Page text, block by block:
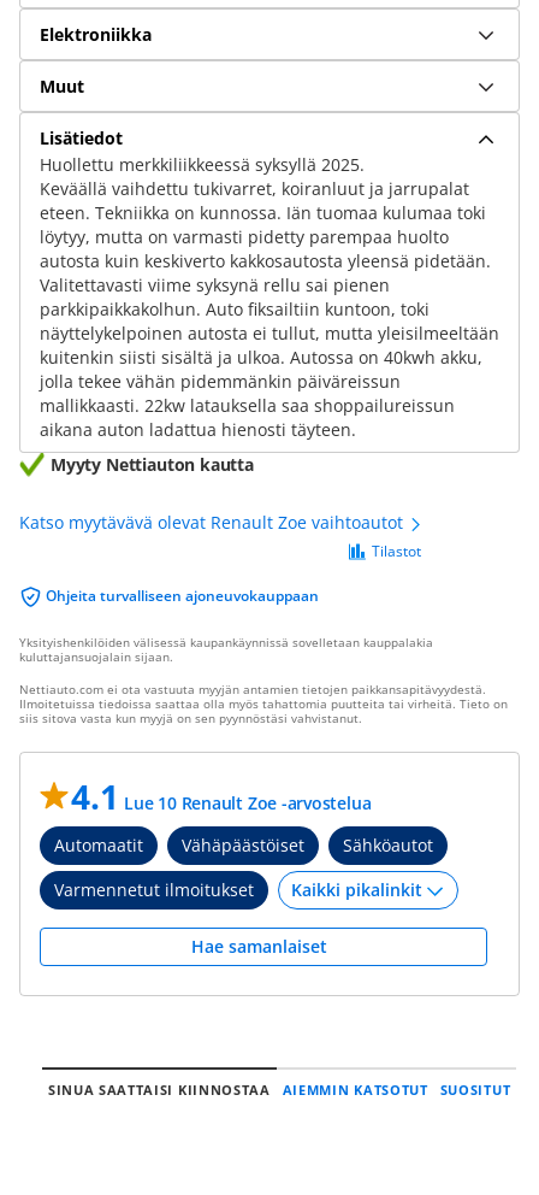
Elektroniikka
Muut
Lisätiedot
Huollettu merkkiliikkeessä syksyllä 2025.
Keväällä vaihdettu tukivarret, koiranluut ja jarrupalat
eteen. Tekniikka on kunnossa. Iän tuomaa kulumaa toki
löytyy, mutta on varmasti pidetty parempaa huolto
autosta kuin keskiverto kakkosautosta yleensä pidetään.
Valitettavasti viime syksynä rellu sai pienen
parkkipaikkakolhun. Auto fiksailtiin kuntoon, toki
näyttelykelpoinen autosta ei tullut, mutta yleisilmeeltään
kuitenkin siisti sisältä ja ulkoa. Autossa on 40kwh akku,
jolla tekee vähän pidemmänkin päiväreissun
mallikkaasti. 22kw latauksella saa shoppailureissun
aikana auton ladattua hienosti täyteen.
Myyty Nettiauton kautta
Katso myytävävä olevat Renault Zoe vaihtoautot
Ohjeita turvalliseen ajoneuvokauppaan
Tilastot
Yksityishenkilöiden välisessä kaupankäynnissä sovelletaan kauppalakia
kuluttajansuojalain sijaan.
Nettiauto.com ei ota vastuuta myyjän antamien tietojen paikkansapitävyydestä.
Ilmoitetuissa tiedoissa saattaa olla myös tahattomia puutteita tai virheitä. Tieto on
siis sitova vasta kun myyjä on sen pyynnöstäsi vahvistanut.
4.1 Lue 10 Renault Zoe -arvostelua
Automaatit
Vähäpäästöiset
Sähköautot
Varmennetut ilmoitukset
Hae samanlaiset
SINUA SAATTAISI KIINNOSTAA AIEMMIN KATSOTUT SUOSITUT